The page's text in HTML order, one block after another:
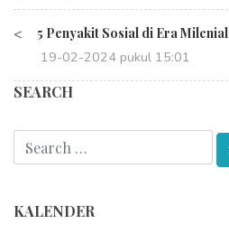
< 5 Penyakit Sosial di Era Milenial
19-02-2024 pukul 15:01
SEARCH
KALENDER